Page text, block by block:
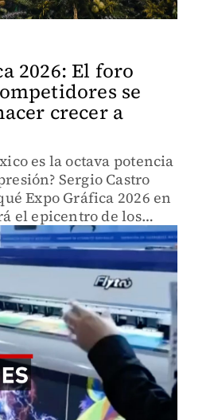
2026: El foro
se
crecer a
es la octava potencia
Sergio Castro
Expo Gráfica 2026 en
el epicentro de los